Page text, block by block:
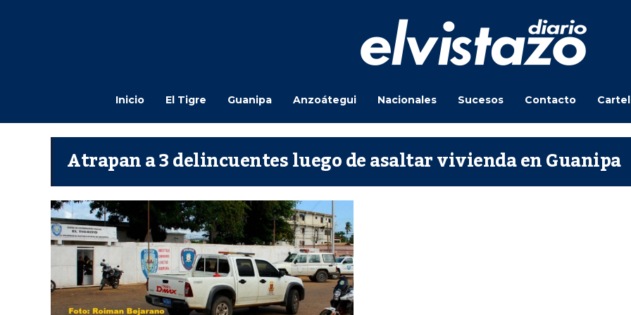
Inicio El Tigre Guanipa Anzoátegui Nacionales Sucesos Contacto
Atrapan a 3 delincuentes luego de asaltar vivienda en Guanipa